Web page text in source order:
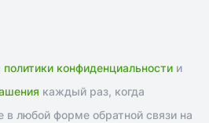
политики конфиденциальности и
каждый раз, когда
в любой форме обратной связи на